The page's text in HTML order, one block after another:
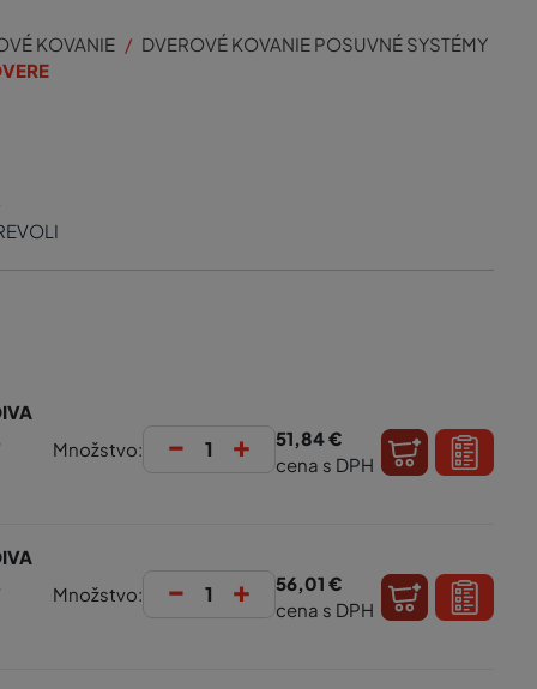
KOVANIE
DVEROVÉ KOVANIE POSUVNÉ SYSTÉMY
Množstvo: - +
51,84 €
cena s DPH
Množstvo: - +
56,01 €
cena s DPH